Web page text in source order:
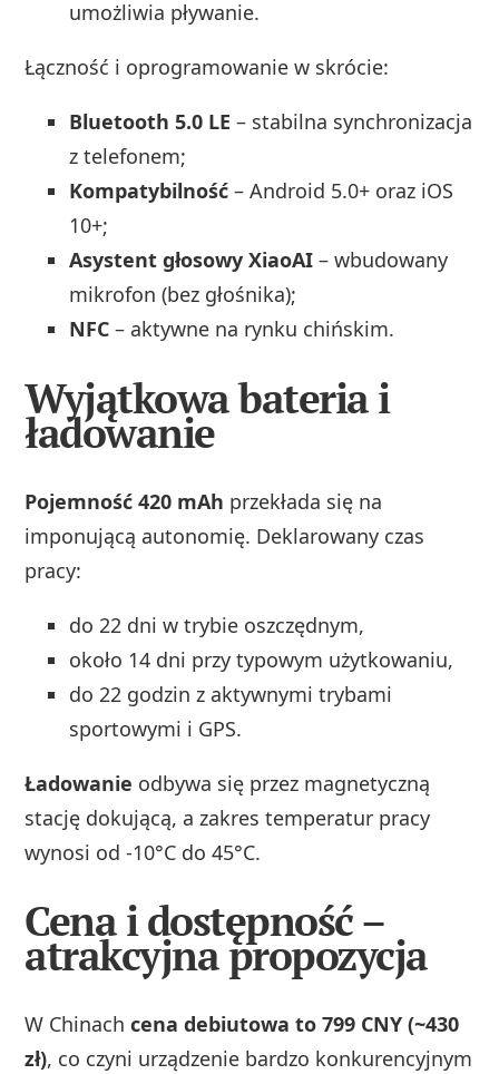
umożliwia pływanie.
Łączność i oprogramowanie w skrócie:
Bluetooth 5.0 LE – stabilna synchronizacja
z telefonem;
Kompatybilność – Android 5.0+ oraz iOS
10+;
Asystent głosowy XiaoAI – wbudowany
mikrofon (bez głośnika);
NFC – aktywne na rynku chińskim.
Wyjątkowa bateria i
ładowanie
Pojemność 420 mAh przekłada się na
imponującą autonomię. Deklarowany czas
pracy:
do 22 dni w trybie oszczędnym,
około 14 dni przy typowym użytkowaniu,
do 22 godzin z aktywnymi trybami
sportowymi i GPS.
Ładowanie odbywa się przez magnetyczną
stację dokującą, a zakres temperatur pracy
wynosi od -10°C do 45°C.
Cena i dostępność –
atrakcyjna propozycja
W Chinachcena debiutowa to 799 CNY (~430
zł), co czyni urządzenie bardzo konkurencyjnym